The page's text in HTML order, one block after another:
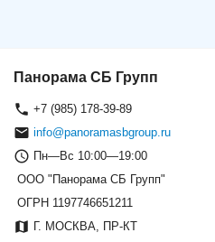
Панорама СБ Групп
+7 (985) 178-39-89
info@panoramasbgroup.ru
Пн—Вс 10:00—19:00
ООО "Панорама СБ Групп"
ОГРН 1197746651211
Г. МОСКВА, ПР-КТ